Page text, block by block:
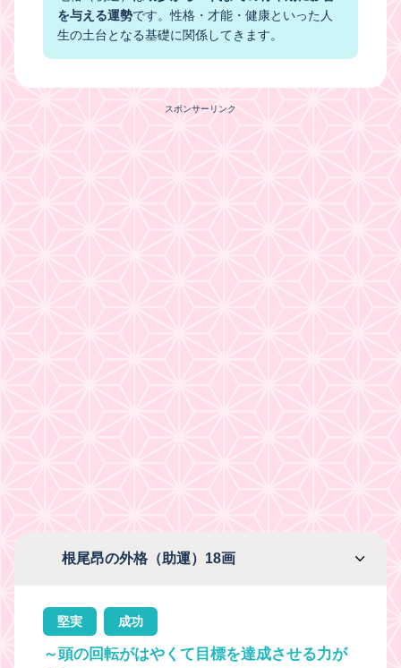
を与える運勢です。性格・才能・健康といった人
生の土台となる基礎に関係してきます。
スポンサーリンク
根尾昂の外格（助運）18画
堅実 成功
～頭の回転がはやくて目標を達成させる力が